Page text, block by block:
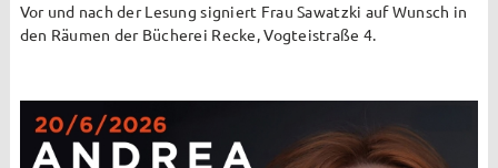
Küster + Organist
Pfarreirat
Kirchenvorstand
Vor und nach der Lesung signiert Frau Sawatzki auf Wunsch in
den Räumen der Bücherei Recke, Vogteistraße 4.